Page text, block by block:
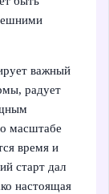
важный
радует
масштабе
время и
старт дал
настоящая